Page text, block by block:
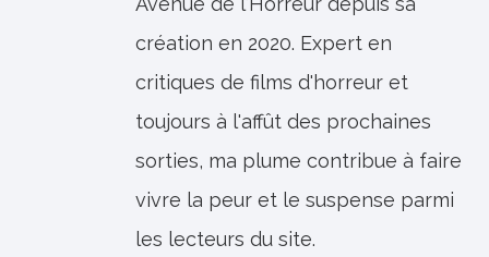
création en 2020. Expert en
critiques de films d'horreur et
toujours à l'affût des prochaines
sorties, ma plume contribue à faire
vivre la peur et le suspense parmi
les lecteurs du site.